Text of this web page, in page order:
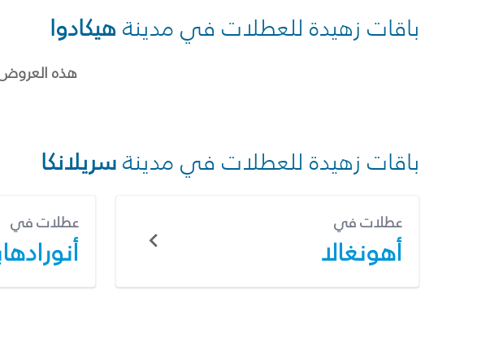
باقات زهيدة للعطلات في مدينة هيكادوا
هذه
باقات زهيدة للعطلات في مدينةسريلانكا
عطلات في
أهونغالا
عطلات في